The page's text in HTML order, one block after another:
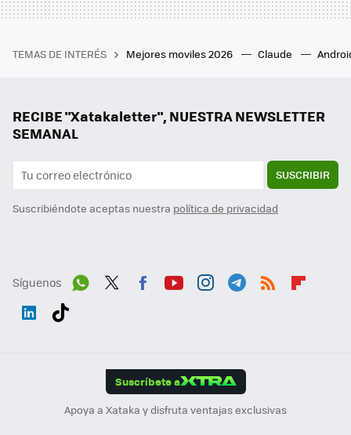
TEMAS DE INTERÉS Mejores moviles 2026 Claude
RECIBE "Xatakaletter", NUESTRA NEWSLETTER
SEMANAL
SUSCRIBIR
Suscribiéndote aceptas nuestra política de privacidad
Síguenos
Suscríbete a
Apoya a Xataka y disfruta ventajas exclusivas